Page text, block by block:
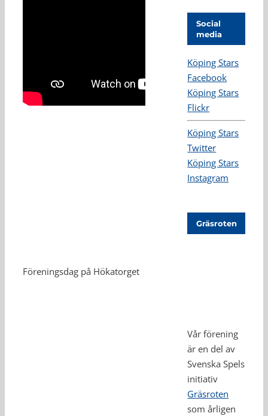
Föreningsdag på Hökatorget
Social
media
Köping Stars
Facebook
Köping Stars
Flickr
Köping Stars
Twitter
Köping Stars
Instagram
Gräsroten
Vår förening
är en del av
Svenska Spels
initiativ
Gräsroten
som årligen